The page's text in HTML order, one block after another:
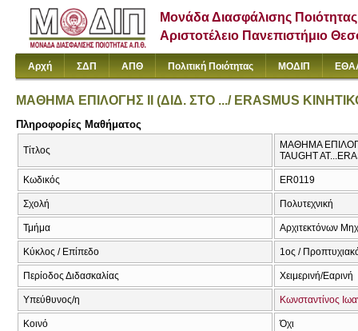
Μονάδα Διασφάλισης Ποιότητας
Αριστοτέλειο Πανεπιστήμιο
Αρχή ΣΔΠ ΑΠΘ Πολιτική Ποιότητας ΜΟΔΙΠ
ΜΑΘΗΜΑ ΕΠΙΛΟΓΗΣ ΙΙ (ΔΙΔ. ΣΤΟ .../ ERASMUS
Πληροφορίες Μαθήματος
Τίτλος
ΜΑΘΗΜΑ
TAUGHT
Κωδικός ER0119
Σχολή Πολυτεχνική
Τμήμα Αρχιτεκτόνων
Κύκλος / Επίπεδο 1ος /
Περίοδος Διδασκαλίας Χειμερινή/Εαρινή
Υπεύθυνος/η Κωνσταντίνος
Κοινό Όχι